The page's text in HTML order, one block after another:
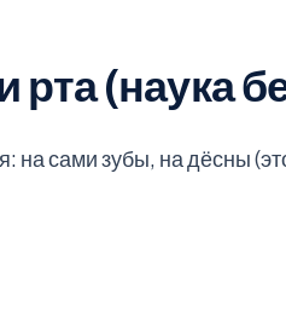
(наука
сами зубы, на дёсны